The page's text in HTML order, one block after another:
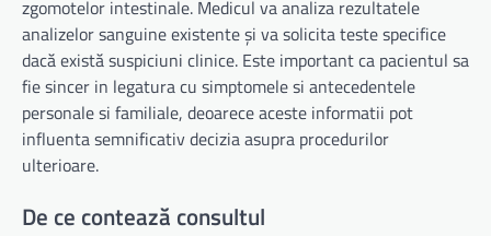
zgomotelor intestinale. Medicul va analiza rezultatele
analizelor sanguine existente și va solicita teste specifice
dacă există suspiciuni clinice. Este important ca pacientul sa
fie sincer in legatura cu simptomele si antecedentele
personale si familiale, deoarece aceste informatii pot
influenta semnificativ decizia asupra procedurilor
ulterioare.
De ce contează consultul